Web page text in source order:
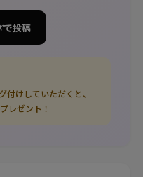
で投稿
付けしていただくと、
レゼント！